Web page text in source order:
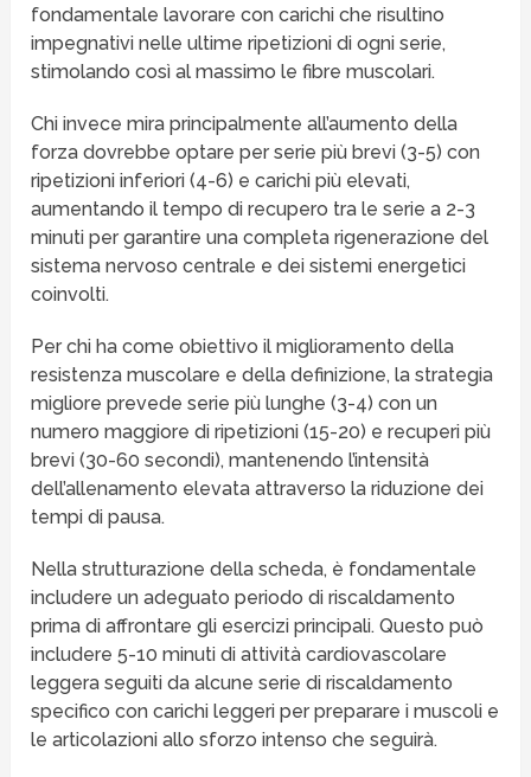
fondamentale lavorare con carichi che risultino
impegnativi nelle ultime ripetizioni di ogni serie,
stimolando così al massimo le fibre muscolari.
Chi invece mira principalmente all’aumento della
forza dovrebbe optare per serie più brevi (3-5) con
ripetizioni inferiori (4-6) e carichi più elevati,
aumentando il tempo di recupero tra le serie a 2-3
minuti per garantire una completa rigenerazione del
sistema nervoso centrale e dei sistemi energetici
coinvolti.
Per chi ha come obiettivo il miglioramento della
resistenza muscolare e della definizione, la strategia
migliore prevede serie più lunghe (3-4) con un
numero maggiore di ripetizioni (15-20) e recuperi più
brevi (30-60 secondi), mantenendo l’intensità
dell’allenamento elevata attraverso la riduzione dei
tempi di pausa.
Nella strutturazione della scheda, è fondamentale
includere un adeguato periodo di riscaldamento
prima di affrontare gli esercizi principali. Questo può
includere 5-10 minuti di attività cardiovascolare
leggera seguiti da alcune serie di riscaldamento
specifico con carichi leggeri per preparare i muscoli e
le articolazioni allo sforzo intenso che seguirà.